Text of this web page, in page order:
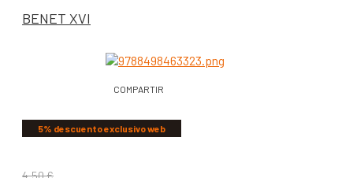
BENET XVI
COMPARTIR
5% descuento exclusivo web